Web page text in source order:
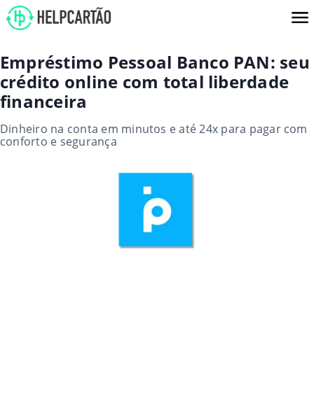
Empréstimo Pessoal Banco PAN: seu
crédito online com total liberdade
financeira
Dinheiro na conta em minutos e até 24x para pagar com
conforto e segurança